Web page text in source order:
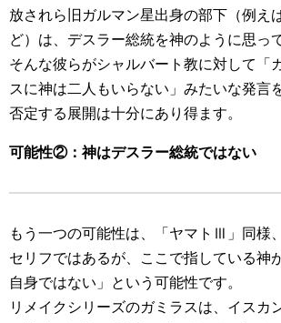
放されら旧ガルマン星出身の部下（例え
ど）は、デスラー総統を神のように思っ
そんな彼らがシャルバート教に対して「
スに神は二人もいらない」みたいな発言
否定する展開は十分にあり得ます。
可能性②：神はデスラー総統ではない
もう一つの可能性は、「ヤマトⅢ」同様
セリフではあるが、ここで指している神
自身ではない」という可能性です。
リメイクシリーズのガミラスは、イスカ